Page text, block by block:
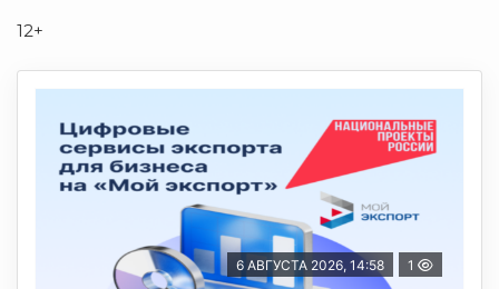
12+
6 АВГУСТА 2026, 14:58 1